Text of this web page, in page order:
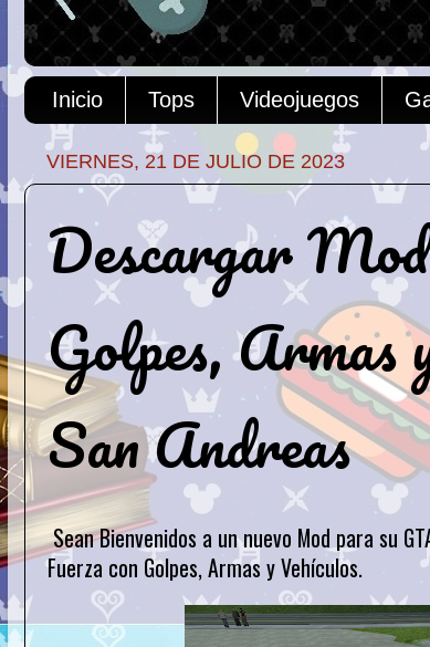
Inicio Tops Videojuegos
VIERNES, 21 DE JULIO DE 2023
Descargar
Golpes, Armas
San Andreas
Sean Bienvenidos a un nuevo Mod para su
Fuerza con Golpes, Armas y Vehículos.